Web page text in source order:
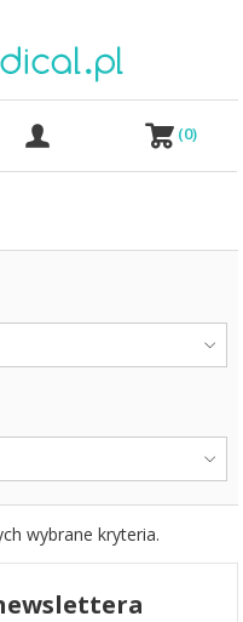
(0)
wybrane kryteria.